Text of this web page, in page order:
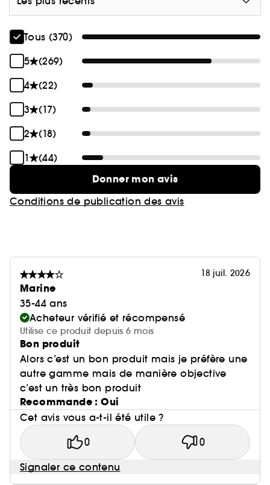
Tous (370)
5
(269)
4
(22)
3
(17)
2
(18)
1
(44)
Donner mon avis
Conditions de publication des avis
18 juil. 2026
Marine
35-44 ans
Acheteur vérifié et récompensé
Utilise ce produit depuis 6 mois
Bon produit
Alors c’est un bon produit mais je préfère une
autre gamme mais de manière objective
c’est un très bon produit
Recommande : Oui
Cet avis vous a-t-il été utile ?
0 0
Signaler ce contenu